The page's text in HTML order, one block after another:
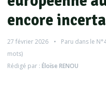
encore
27 février 2026 Paru dans le
mots)
Rédigé par : Éloïse RENOU